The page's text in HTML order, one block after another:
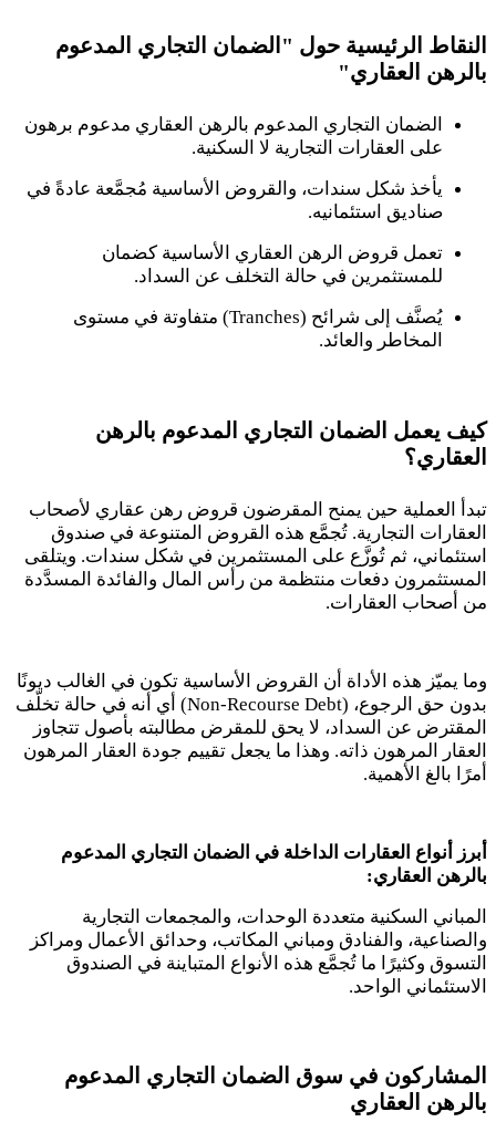
النقاط الرئيسية حول "الضمان التجاري المدعوم
بالرهن العقاري"
الضمان التجاري المدعوم بالرهن العقاري مدعوم برهون
على العقارات التجارية لا السكنية.
يأخذ شكل سندات، والقروض الأساسية مُجمَّعة عادةً في
صناديق استئمانيه.
تعمل قروض الرهن العقاري الأساسية كضمان
للمستثمرين في حالة التخلف عن السداد.
يُصنَّف إلى شرائح (Tranches) متفاوتة في مستوى
المخاطر والعائد.
كيف يعمل الضمان التجاري المدعوم بالرهن
العقاري؟
تبدأ العملية حين يمنح المقرضون قروض رهن عقاري لأصحاب
العقارات التجارية. تُجمَّع هذه القروض المتنوعة في صندوق
استئماني، ثم تُوزَّع على المستثمرين في شكل سندات. ويتلقى
المستثمرون دفعات منتظمة من رأس المال والفائدة المسدَّدة
من أصحاب العقارات.
وما يميّز هذه الأداة أن القروض الأساسية تكون في الغالب ديونًا
بدون حق الرجوع(Non-Recourse Debt) ، أي أنه في حالة تخلّف
المقترض عن السداد، لا يحق للمقرض مطالبته بأصول تتجاوز
العقار المرهون ذاته. وهذا ما يجعل تقييم جودة العقار المرهون
أمرًا بالغ الأهمية.
أبرز أنواع العقارات الداخلة في الضمان التجاري المدعوم
بالرهن العقاري:
المباني السكنية متعددة الوحدات، والمجمعات التجارية
والصناعية، والفنادق ومباني المكاتب، وحدائق الأعمال ومراكز
التسوق وكثيرًا ما تُجمَّع هذه الأنواع المتباينة في الصندوق
الاستئماني الواحد.
المشاركون في سوق الضمان التجاري المدعوم
بالرهن العقاري